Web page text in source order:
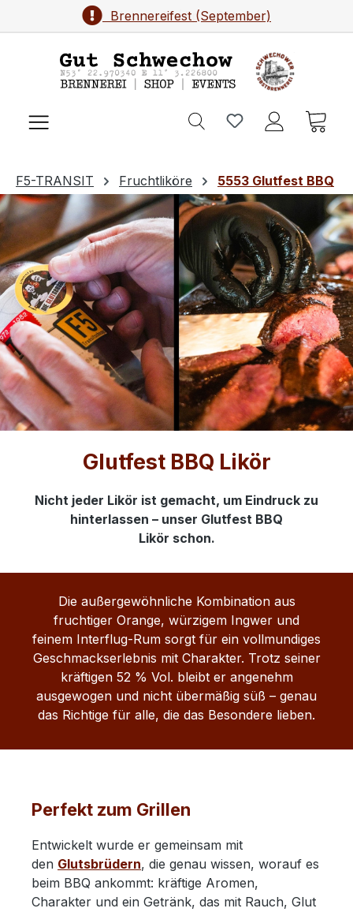
Zum Hauptinhalt springenBrennereifest (September)
F5-TRANSIT Fruchtliköre 5553 Glutfest BBQ
Glutfest BBQ Likör
Nicht jeder Likör ist gemacht, um Eindruck zu
hinterlassen – unser Glutfest BBQ
Likör schon.
Die außergewöhnliche Kombination aus
fruchtiger Orange, würzigem Ingwer und
feinem Interflug-Rum sorgt für ein vollmundiges
Geschmackserlebnis mit Charakter. Trotz seiner
kräftigen 52 % Vol. bleibt er angenehm
ausgewogen und nicht übermäßig süß – genau
das Richtige für alle, die das Besondere lieben.
Perfekt zum Grillen
Entwickelt wurde er gemeinsam mit
den Glutsbrüdern, die genau wissen, worauf es
beim BBQ ankommt: kräftige Aromen,
Charakter und ein Getränk, das mit Rauch, Glut